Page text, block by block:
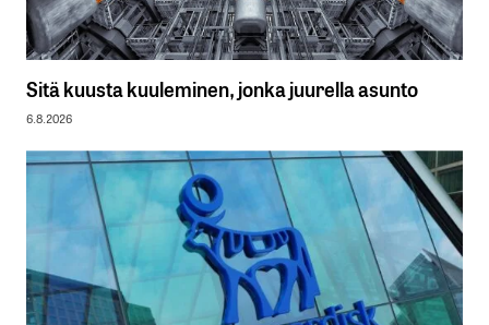
Sitä kuusta kuuleminen, jonka juurella asunto
6.8.2026